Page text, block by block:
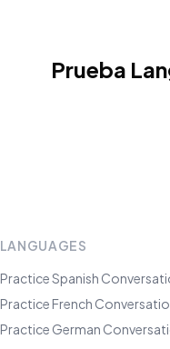
Prueba
LANGUAGES
Practice Spanish
Practice French
Practice German